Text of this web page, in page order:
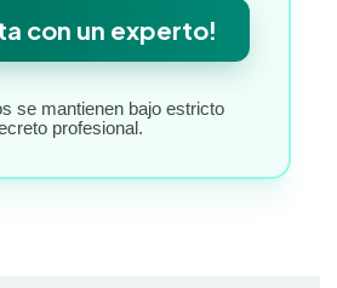
con un experto!
se mantienen bajo estricto
profesional.